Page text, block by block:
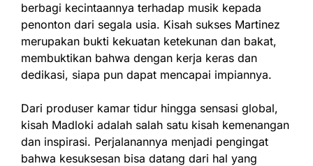
berbagi kecintaannya terhadap musik kepada
penonton dari segala usia. Kisah sukses Martinez
merupakan bukti kekuatan ketekunan dan bakat,
membuktikan bahwa dengan kerja keras dan
dedikasi, siapa pun dapat mencapai impiannya.
Dari produser kamar tidur hingga sensasi global,
kisah Madloki adalah salah satu kisah kemenangan
dan inspirasi. Perjalanannya menjadi pengingat
bahwa kesuksesan bisa datang dari hal yang